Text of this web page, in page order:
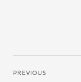
PREVIOUS